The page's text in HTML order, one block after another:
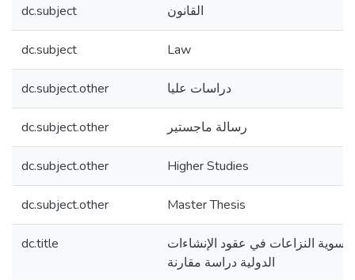
dc.subject القانون
dc.subject Law
dc.subject.other دراسات عليا
dc.subject.other رسالة ماجستير
dc.subject.other Higher Studies
dc.subject.other Master Thesis
dc.title
النزاعات في عقود الإنشاءات
الدولية دراسة مقارنة